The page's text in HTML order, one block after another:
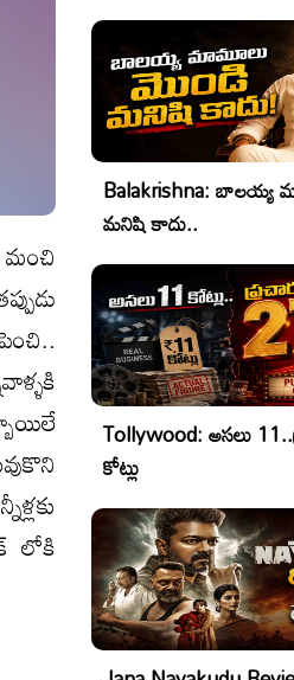
లోకి
Balakrishna:
మనిషి కాదు..
Tollywood: అసలు
కోట్లు